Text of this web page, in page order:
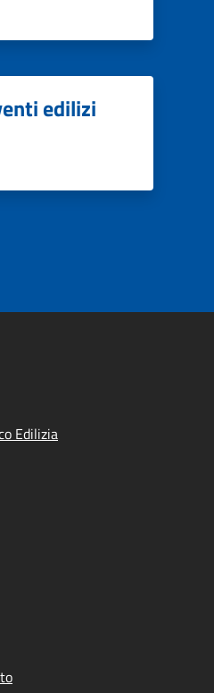
edilizi
Edilizia